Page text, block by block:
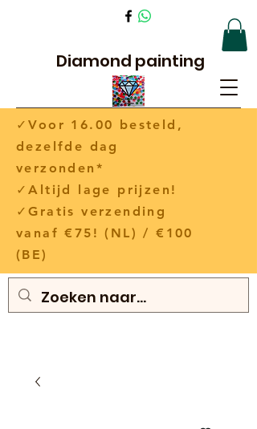
Diamond painting
✓Voor 16.00 besteld,
dezelfde dag
verzonden*
✓Altijd lage prijzen!
✓Gratis verzending
vanaf €75! (NL) / €100
(BE)